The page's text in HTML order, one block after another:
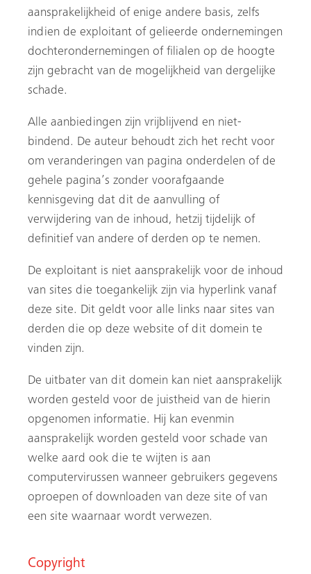
aansprakelijkheid of enige andere basis, zelfs
indien de exploitant of gelieerde ondernemingen
dochterondernemingen of filialen op de hoogte
zijn gebracht van de mogelijkheid van dergelijke
schade.
Alle aanbiedingen zijn vrijblijvend en niet-
bindend. De auteur behoudt zich het recht voor
om veranderingen van pagina onderdelen of de
gehele pagina’s zonder voorafgaande
kennisgeving dat dit de aanvulling of
verwijdering van de inhoud, hetzij tijdelijk of
definitief van andere of derden op te nemen.
De exploitant is niet aansprakelijk voor de inhoud
van sites die toegankelijk zijn via hyperlink vanaf
deze site. Dit geldt voor alle links naar sites van
derden die op deze website of dit domein te
vinden zijn.
De uitbater van dit domein kan niet aansprakelijk
worden gesteld voor de juistheid van de hierin
opgenomen informatie. Hij kan evenmin
aansprakelijk worden gesteld voor schade van
welke aard ook die te wijten is aan
computervirussen wanneer gebruikers gegevens
oproepen of downloaden van deze site of van
een site waarnaar wordt verwezen.
Copyright